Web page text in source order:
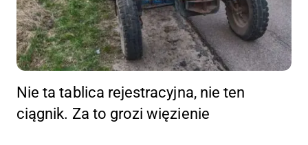
Nie ta tablica rejestracyjna, nie ten
ciągnik. Za to grozi więzienie